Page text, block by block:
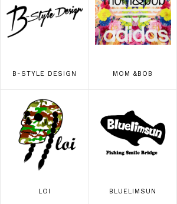
B-STYLE DESIGN MOM &BOB
LOI BLUELIMSUN